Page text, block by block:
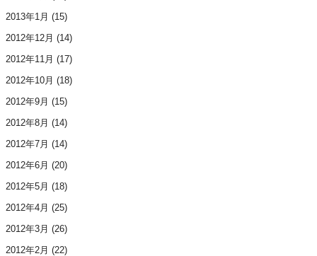
2013年1月 (15)
2012年12月 (14)
2012年11月 (17)
2012年10月 (18)
2012年9月 (15)
2012年8月 (14)
2012年7月 (14)
2012年6月 (20)
2012年5月 (18)
2012年4月 (25)
2012年3月 (26)
2012年2月 (22)